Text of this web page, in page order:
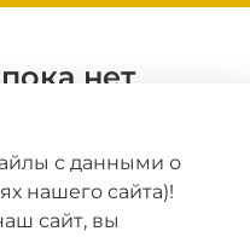
нет
с данными о
нашего сайта)!
сайт, вы